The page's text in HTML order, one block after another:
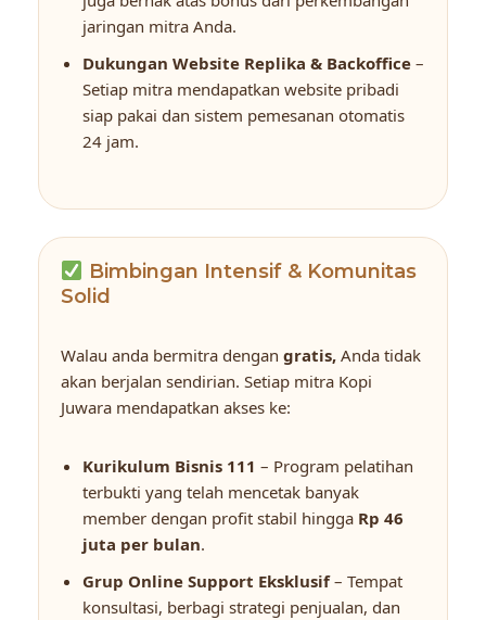
jaringan mitra Anda.
Dukungan Website Replika & Backoffice –
Setiap mitra mendapatkan website pribadi
siap pakai dan sistem pemesanan otomatis
24 jam.
Bimbingan Intensif & Komunitas
Solid
Walau anda bermitra dengan gratis, Anda tidak
akan berjalan sendirian. Setiap mitra Kopi
Juwara mendapatkan akses ke:
Kurikulum Bisnis 111 – Program pelatihan
terbukti yang telah mencetak banyak
member dengan profit stabil hingga Rp 46
juta per bulan.
Grup Online Support Eksklusif– Tempat
konsultasi, berbagi strategi penjualan, dan